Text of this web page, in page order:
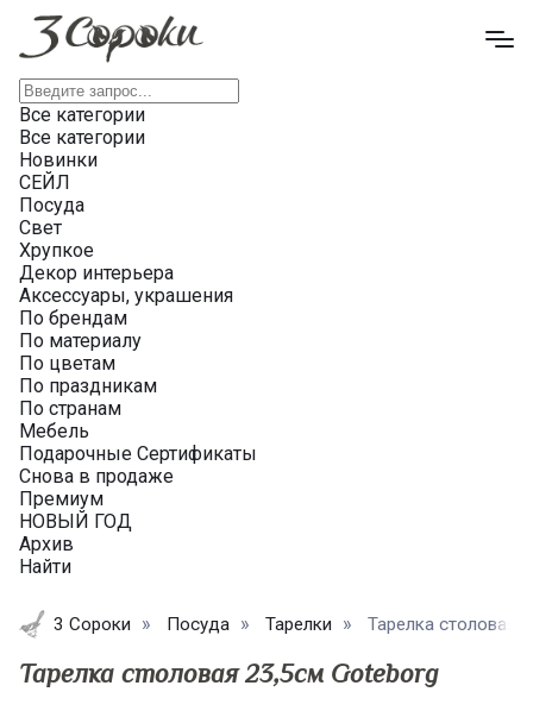
Все категории
Все категории
Новинки
СЕЙЛ
Посуда
Свет
Хрупкое
Декор интерьера
Аксессуары, украшения
По брендам
По материалу
По цветам
По праздникам
По странам
Мебель
Подарочные Сертификаты
Снова в продаже
Премиум
НОВЫЙ ГОД
Архив
Найти
3 Сороки Посуда Тарелки Тарелка столовая
Тарелка столовая 23,5см Goteborg